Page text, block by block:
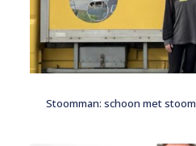
Stoomman: schoon met stoom